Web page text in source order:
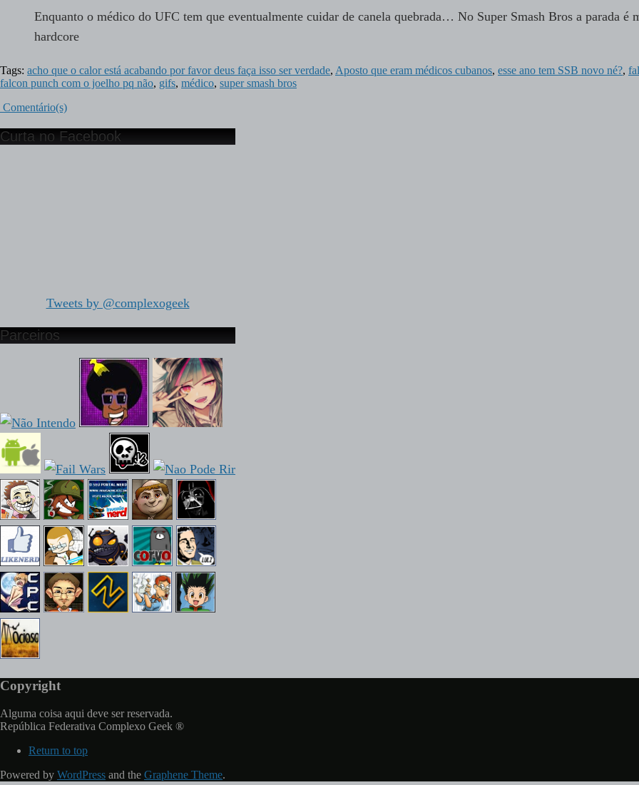
Enquanto o médico do UFC tem que eventualmente cuidar de canela quebrada… No Super Smash Bros a parada é
hardcore
Tags: acho que o calor está acabando por favor deus faça isso ser verdade, Aposto que eram médicos cubanos, esse ano tem SSB novo né?,
falcon punch com o joelho pq não, gifs, médico, super smash bros
Comentário(s)
Curta no Facebook
Tweets by @complexogeek
Parceiros
Copyright
Alguma coisa aqui deve ser reservada.
República Federativa Complexo Geek ®
Return to top
Powered by WordPress and the Graphene Theme.